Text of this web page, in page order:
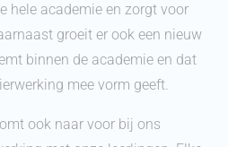
hele academie en zorgt voor
groeit er ook een nieuw
binnen de academie en dat
mee vorm geeft.
ook naar voor bij ons